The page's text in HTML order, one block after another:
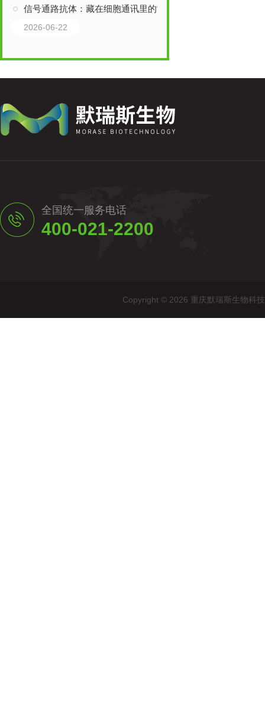
信号通路抗体：藏在细胞通讯里的“关键钥匙”，核心作用远超想象
2026-06-22
全国统一服务电话
400-021-2200
Copyright © 2026 重庆默瑞斯生物科